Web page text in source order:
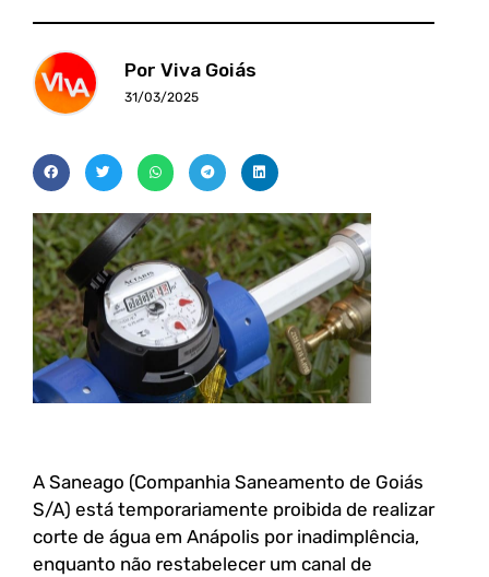
Por Viva Goiás
31/03/2025
A Saneago (Companhia Saneamento de Goiás
S/A) está temporariamente proibida de realizar
corte de água em Anápolis por inadimplência,
enquanto não restabelecer um canal de